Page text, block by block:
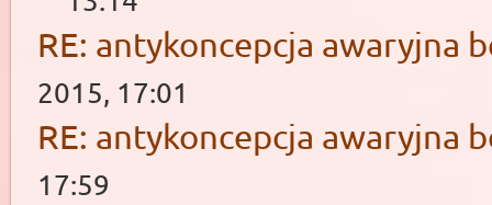
RE: antykoncepcja awaryjna
2015, 17:01
RE: antykoncepcja awaryjna
17:59